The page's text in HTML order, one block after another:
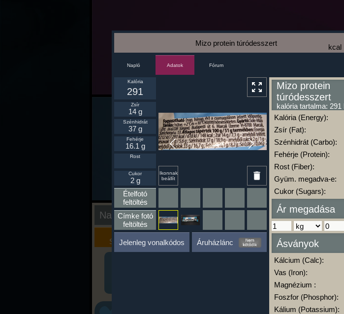
Nap kiértékelése
Kalória
Szimulátor
Szöveges
Értékelés
Ha ma már nem eszel/
kattints a kiértékelésre!
A Kalória Szimulátor
-
kcal
Mizo protein túródesszert
Napló Adatok Fórum
Ikonnak
beállít
Kalória
291
Zsír
14 g
Szénhidrát
37 g
Fehérje
16.1 g
Rost
Cukor
2 g
Ételfotó
feltöltés
Címke fotó
feltöltés
Jelenleg vonalkódos Áruházlánc
Mizo protein
túródesszert
kalória tartalma: 291
Kalória (Energy):
Zsír (Fat):
Szénhidrát (Carbo):
Fehérje (Protein):
Rost (Fiber):
Gyüm. megadva-e:
Cukor (Sugars):
Ár megadása
Ásványok
Kálcium (Calc):
Vas (Iron):
Magnézium :
Foszfor (Phosphor):
Kálium (Potassium):